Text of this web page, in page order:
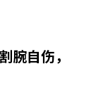
腕自伤，